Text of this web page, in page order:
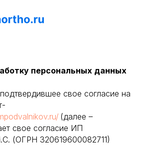
персональных данных
свое согласие на
(далее –
свое согласие ИП
(ОГРН 320619600082711)